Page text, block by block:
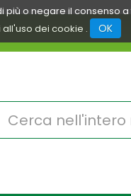
o negare il consenso
dei cookie .
OK